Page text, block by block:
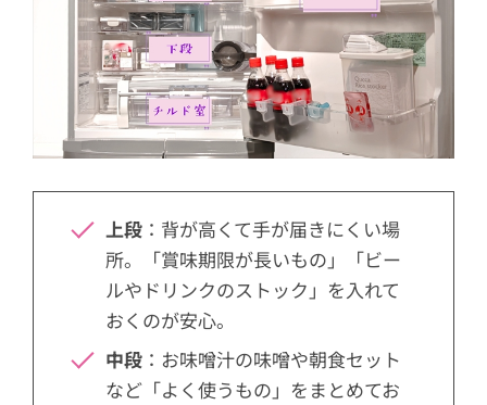
上段：背が高くて手が届きにくい場
所。「賞味期限が長いもの」「ビー
ルやドリンクのストック」を入れて
おくのが安心。
中段：お味噌汁の味噌や朝食セット
など「よく使うもの」をまとめてお